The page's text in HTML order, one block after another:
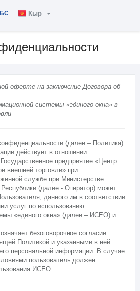
Кыр
оферте на заключение Договора об
системы «единого окна» в
(далее – Политика)
действует в отношении
предприятие «Центр
внешней торговли» при
службе при Министерстве
(далее - Оператор) может
данного им в соответствии
услуг по использованию
«единого окна» (далее – ИСЕО) и
безоговорочное согласие
Политикой и указанными в ней
персональной информации. В случае
пользователь должен
ИСЕО.